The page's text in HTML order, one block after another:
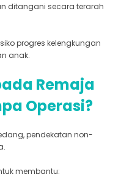
ditangani secara terarah
progres kelengkungan
anak.
Remaja
Operasi?
pendekatan non-
membantu: